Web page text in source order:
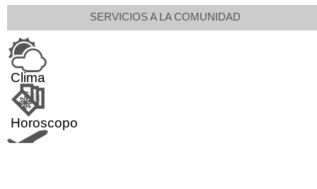
SERVICIOS A LA COMUNIDAD
Clima
Horoscopo